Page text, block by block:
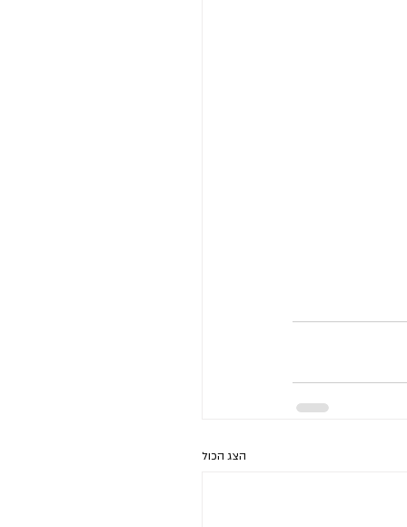
הצג הכול